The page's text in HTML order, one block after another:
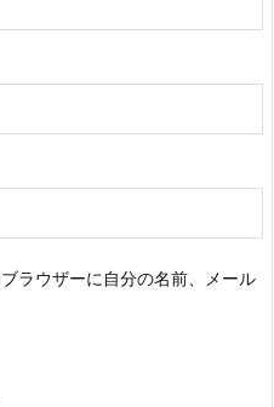
ラウザーに自分の名前、メール